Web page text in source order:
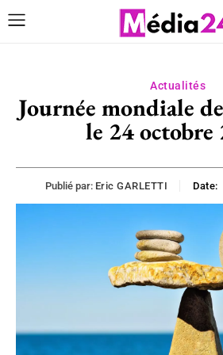
Actualités
Journée mondiale
le 24 octobre
Publié par: Eric GARLETTI Date: